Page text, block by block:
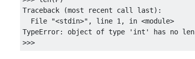
Traceback
(most recent call last):
File
"<stdin>" , line 1 , in <module>
TypeError: object of type 'int' has no len
>>>